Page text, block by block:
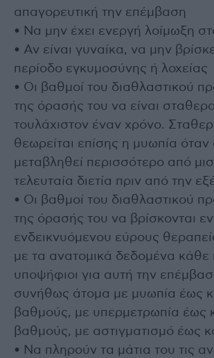
απαγορευτική την επέμβαση
• Να μην έχει ενεργή λοίμωξη
• Αν είναι γυναίκα, να μην
περίοδο εγκυμοσύνης ή λοχείας
• Οι βαθμοί του διαθλαστικού
της όρασής του να είναι
τουλάχιστον έναν χρόνο.
θεωρείται επίσης η μυωπία όταν
μεταβληθεί περισσότερο από
τελευταία διετία πριν από την
• Οι βαθμοί του διαθλαστικού
της όρασής του να βρίσκονται
ενδεικνυόμενου εύρους
με τα ανατομικά δεδομένα κάθε
υποψήφιοι για αυτή την
συνήθως άτομα με μυωπία έως
βαθμούς, με υπερμετρωπία έως
βαθμούς, με αστιγματισμό έως
• Να πληρούν τα μάτια του τις